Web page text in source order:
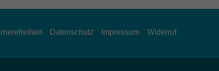
Datenschutz Impressum Widerruf